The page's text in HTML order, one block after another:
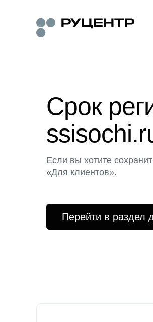
Срок
Если вы хотите
«Для клиентов».
Перейти в раздел